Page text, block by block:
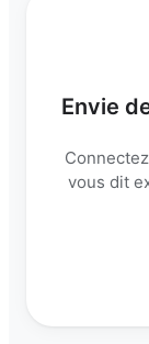
Envie
vous dit